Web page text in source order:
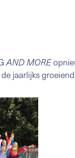
AND MORE
jaarlijks